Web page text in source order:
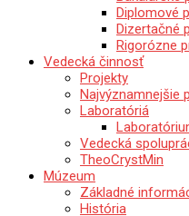
Diplomové
Dizertačné
Rigorózne
Vedecká činnosť
Projekty
Najvýznamnejšie
Laboratóriá
Vedecká
TheoCrystMin
Múzeum
Základné
História